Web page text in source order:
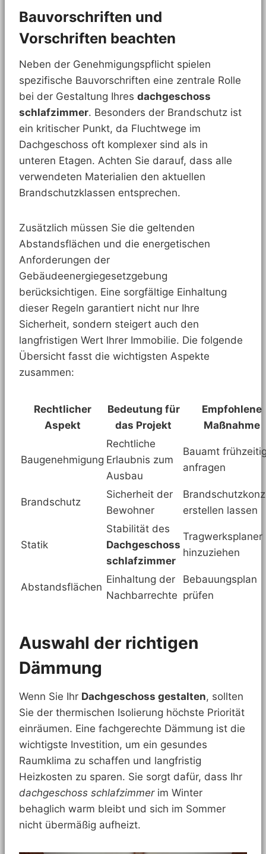
Bauvorschriften und
Vorschriften beachten
Neben der Genehmigungspflicht spielen
spezifische Bauvorschriften eine zentrale Rolle
bei der Gestaltung Ihres dachgeschoss
schlafzimmer. Besonders der Brandschutz ist
ein kritischer Punkt, da Fluchtwege im
Dachgeschoss oft komplexer sind als in
unteren Etagen. Achten Sie darauf, dass alle
verwendeten Materialien den aktuellen
Brandschutzklassen entsprechen.
Zusätzlich müssen Sie die geltenden
Abstandsflächen und die energetischen
Anforderungen der
Gebäudeenergiegesetzgebung
berücksichtigen. Eine sorgfältige Einhaltung
dieser Regeln garantiert nicht nur Ihre
Sicherheit, sondern steigert auch den
langfristigen Wert Ihrer Immobilie. Die folgende
Übersicht fasst die wichtigsten Aspekte
zusammen:
Rechtlicher
Aspekt
Bedeutung für
das Projekt
Empfohlene
Maßnahme
Baugenehmigung
Rechtliche
Erlaubnis zum
Ausbau
Bauamt
anfragen
Brandschutz
Sicherheit der
Bewohner
erstellen lassen
Statik
Stabilität des
Dachgeschoss
schlafzimmer
Tragwerksplaner
hinzuziehen
Abstandsflächen
Einhaltung der
Nachbarrechte
Bebauungsplan
prüfen
Auswahl der richtigen
Dämmung
Wenn Sie Ihr Dachgeschoss gestalten, sollten
Sie der thermischen Isolierung höchste Priorität
einräumen. Eine fachgerechte Dämmung ist die
wichtigste Investition, um ein gesundes
Raumklima zu schaffen und langfristig
Heizkosten zu sparen. Sie sorgt dafür, dass Ihr
dachgeschoss schlafzimmerim Winter
behaglich warm bleibt und sich im Sommer
nicht übermäßig aufheizt.